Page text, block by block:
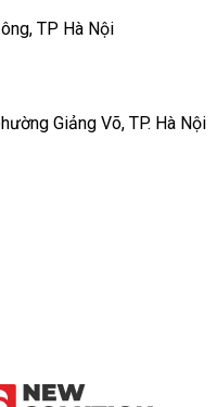
TP Hà Nội
Giảng Võ, TP. Hà Nội